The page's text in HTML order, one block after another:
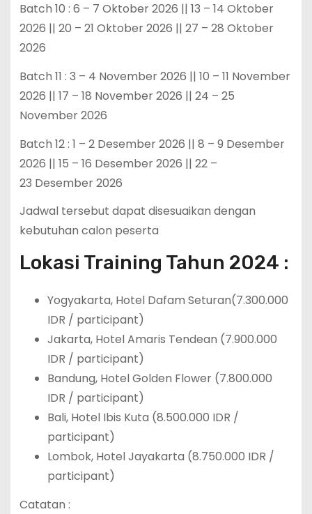
Batch 10 : 6 – 7 Oktober 2026 || 13 – 14 Oktober
2026 || 20 – 21 Oktober 2026 || 27 – 28 Oktober
2026
Batch 11 : 3 – 4 November 2026 || 10 – 11 November
2026 || 17 – 18 November 2026 || 24 – 25
November 2026
Batch 12 : 1 – 2 Desember 2026 || 8 – 9 Desember
2026 || 15 – 16 Desember 2026 || 22 –
23 Desember 2026
Jadwal tersebut dapat disesuaikan dengan
kebutuhan calon peserta
Lokasi Training Tahun 2024 :
Yogyakarta, Hotel Dafam Seturan(7.300.000
IDR / participant)
Jakarta, Hotel Amaris Tendean (7.900.000
IDR / participant)
Bandung, Hotel Golden Flower (7.800.000
IDR / participant)
Bali, Hotel Ibis Kuta (8.500.000 IDR /
participant)
Lombok, Hotel Jayakarta (8.750.000 IDR /
participant)
Catatan :